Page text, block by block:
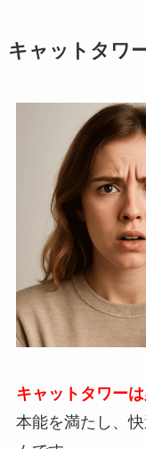
キャットタワ
キャットタワー
本能を満たし、